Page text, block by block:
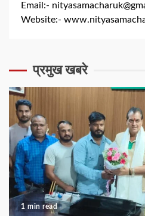
Email:-
Website:-
प्रमुख खबरे
1 min read